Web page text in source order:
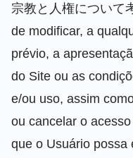
宗教と人権について
de modificar, a
prévio, a
do Site ou as
e/ou uso, assim
ou cancelar o
que o Usuário possa